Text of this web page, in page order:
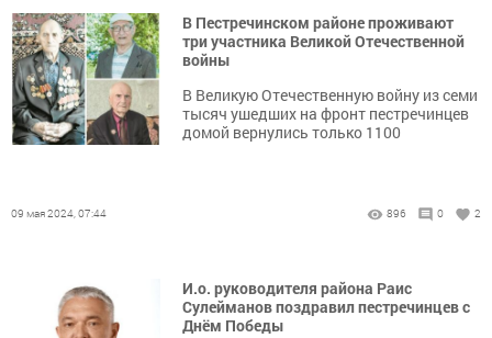
В Пестречинском районе проживают
три участника Великой Отечественной
войны
В Великую Отечественную войну из семи
тысяч ушедших на фронт пестречинцев
домой вернулись только 1100
09 мая 2024, 07:44 896 0 2
И.о. руководителя района Раис
Сулейманов поздравил пестречинцев с
Днём Победы